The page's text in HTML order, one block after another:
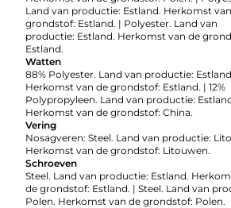
Land van productie: Estland. Herkomst
grondstof: Estland. | Polyester. Land van
productie: Estland. Herkomst van de
Estland.
Watten
88% Polyester. Land van productie:
Herkomst van de grondstof: Estland. | 12%
Polypropyleen. Land van productie:
Herkomst van de grondstof: China.
Vering
Nosagveren: Steel. Land van productie:
Herkomst van de grondstof: Litouwen.
Schroeven
Steel. Land van productie: Estland.
de grondstof: Estland. | Steel. Land van
Polen. Herkomst van de grondstof: Polen.